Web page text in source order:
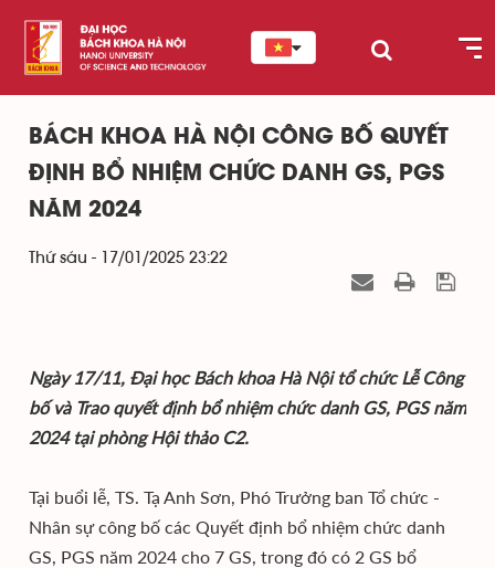
BÁCH KHOA HÀ NỘI CÔNG BỐ QUYẾT
ĐỊNH BỔ NHIỆM CHỨC DANH GS, PGS
NĂM 2024
Thứ sáu - 17/01/2025 23:22
Ngày 17/11, Đại học Bách khoa Hà Nội tổ chức Lễ Công
bố và Trao quyết định bổ nhiệm chức danh GS, PGS năm
2024 tại phòng Hội thảo C2.
Tại buổi lễ, TS. Tạ Anh Sơn, Phó Trưởng ban Tổ chức -
Nhân sự công bố các Quyết định bổ nhiệm chức danh
GS, PGS năm 2024 cho 7 GS, trong đó có 2 GS bổ